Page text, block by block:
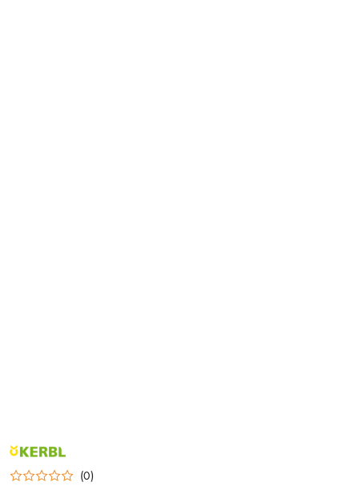
NAZWA
PRODUCENTA:
KERBL (0)